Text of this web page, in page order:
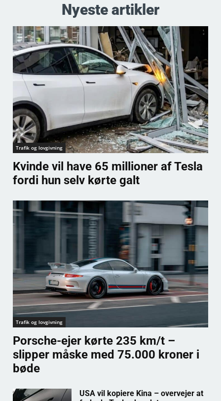
Nyeste artikler
Trafik og lovgivning
Kvinde vil have 65 millioner af Tesla
fordi hun selv kørte galt
Trafik og lovgivning
Porsche-ejer kørte 235 km/t –
slipper måske med 75.000 kroner i
bøde
USA vil kopiere Kina – overvejer at